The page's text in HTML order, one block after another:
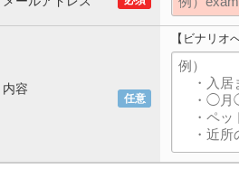
任意
内容
【ビナリオ